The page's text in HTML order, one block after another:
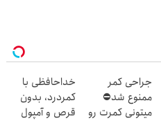
جراحی کمر
ممنوع شد⛔
میتونی کمرت رو
خداحافظی با
کمردرد، بدون
قرص و آمپول